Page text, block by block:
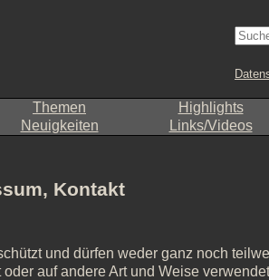
Themen Highlights
Neuigkeiten Links/Videos
Kontakt
und dürfen weder ganz noch
auf andere Art und Weise